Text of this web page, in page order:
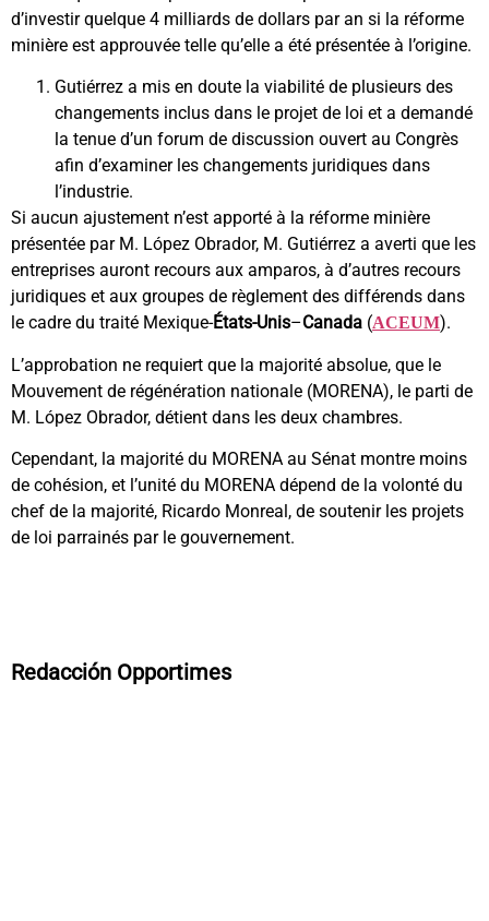
d’investir quelque 4 milliards de dollars par an si la réforme
minière est approuvée telle qu’elle a été présentée à l’origine.
Gutiérrez a mis en doute la viabilité de plusieurs des
changements inclus dans le projet de loi et a demandé
la tenue d’un forum de discussion ouvert au Congrès
afin d’examiner les changements juridiques dans
l’industrie.
Si aucun ajustement n’est apporté à la réforme minière
présentée par M. López Obrador, M. Gutiérrez a averti que les
entreprises auront recours aux amparos, à d’autres recours
juridiques et aux groupes de règlement des différends dans
le cadre du traité Mexique-États-Unis–Canada (ACEUM).
L’approbation ne requiert que la majorité absolue, que le
Mouvement de régénération nationale (MORENA), le parti de
M. López Obrador, détient dans les deux chambres.
Cependant, la majorité du MORENA au Sénat montre moins
de cohésion, et l’unité du MORENA dépend de la volonté du
chef de la majorité, Ricardo Monreal, de soutenir les projets
de loi parrainés par le gouvernement.
Redacción Opportimes